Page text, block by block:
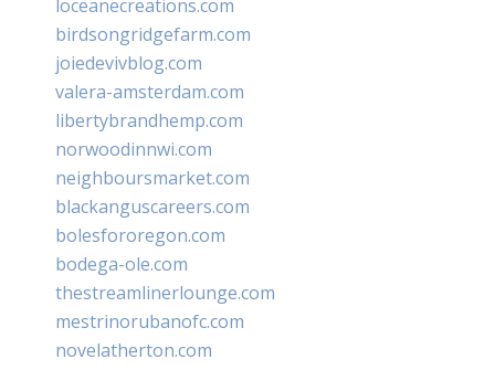
loceanecreations.com
birdsongridgefarm.com
joiedevivblog.com
valera-amsterdam.com
libertybrandhemp.com
norwoodinnwi.com
neighboursmarket.com
blackanguscareers.com
bolesfororegon.com
bodega-ole.com
thestreamlinerlounge.com
mestrinorubanofc.com
novelatherton.com